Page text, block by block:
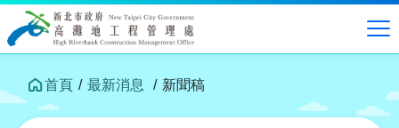
跳
中
容
首頁 最新消息 新聞稿